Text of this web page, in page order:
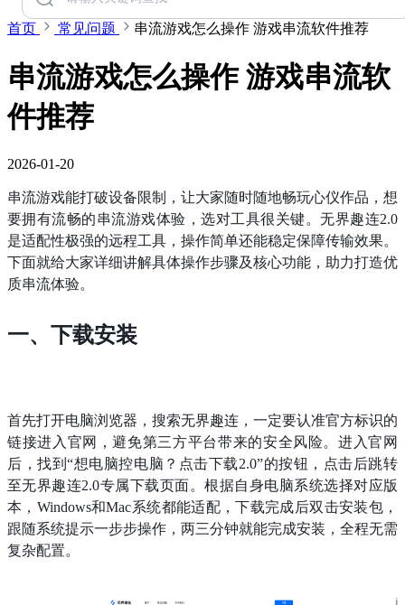
首页 常见问题 串流游戏怎么操作 游戏串流软件推荐
串流游戏怎么操作 游戏串流软
件推荐
2026-01-20
串流游戏能打破设备限制，让大家随时随地畅玩心仪作品，想
要拥有流畅的串流游戏体验，选对工具很关键。无界趣连2.0
是适配性极强的远程工具，操作简单还能稳定保障传输效果。
下面就给大家详细讲解具体操作步骤及核心功能，助力打造优
质串流体验。
一、下载安装
首先打开电脑浏览器，搜索无界趣连，一定要认准官方标识的
链接进入官网，避免第三方平台带来的安全风险。进入官网
后，找到“想电脑控电脑？点击下载2.0”的按钮，点击后跳转
至无界趣连2.0专属下载页面。根据自身电脑系统选择对应版
本，Windows和Mac系统都能适配，下载完成后双击安装包，
跟随系统提示一步步操作，两三分钟就能完成安装，全程无需
复杂配置。